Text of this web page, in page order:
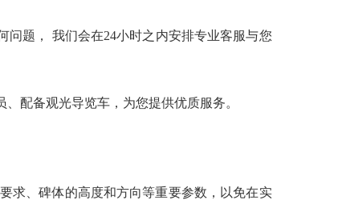
题， 我们会在24小时之内安排专业客服与您
配备观光导览车，为您提供优质服务。
求、碑体的高度和方向等重要参数，以免在实